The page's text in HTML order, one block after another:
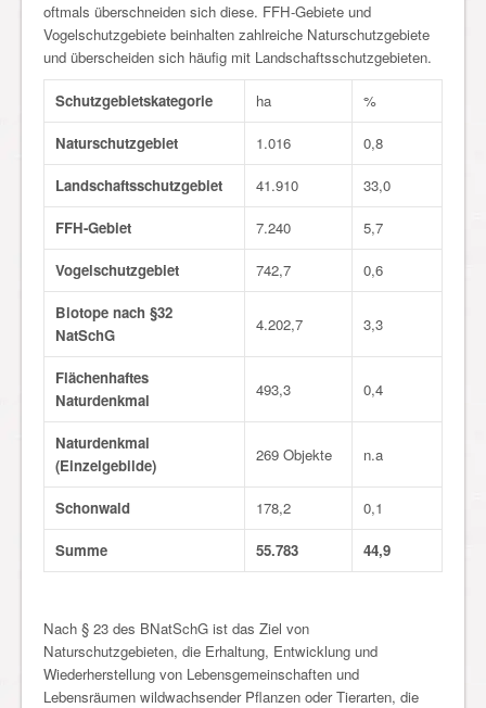
oftmals überschneiden sich diese. FFH-Gebiete und
Vogelschutzgebiete beinhalten zahlreiche Naturschutzgebiete
und überscheiden sich häufig mit Landschaftsschutzgebieten.
Schutzgebietskategorie ha %
Naturschutzgebiet 1.016 0,8
Landschaftsschutzgebiet 41.910 33,0
FFH-Gebiet 7.240 5,7
Vogelschutzgebiet 742,7 0,6
Biotope nach §32
NatSchG
4.202,7 3,3
Flächenhaftes
Naturdenkmal
493,3 0,4
Naturdenkmal
(Einzelgebilde)
269 Objekte n.a
Schonwald 178,2 0,1
Summe 55.783 44,9
Nach § 23 des BNatSchG ist das Ziel von
Naturschutzgebieten, die Erhaltung, Entwicklung und
Wiederherstellung von Lebensgemeinschaften und
Lebensräumen wildwachsender Pflanzen oder Tierarten, die